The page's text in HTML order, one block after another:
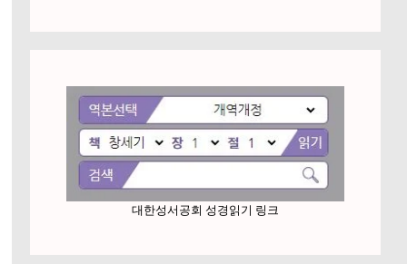
대한성서공회 성경읽기 링크